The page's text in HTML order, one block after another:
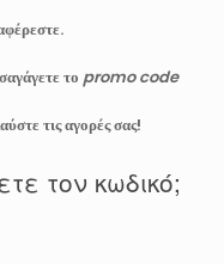
το promo code
τις αγορές σας!
τον κωδικό;